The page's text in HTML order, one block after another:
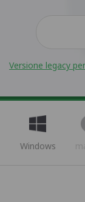
Versione legacy
Windows